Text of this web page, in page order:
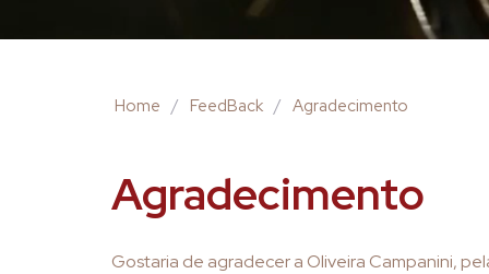
Home / FeedBack / Agradecimento
Agradecimento
Gostaria de agradecer a Oliveira Campanini,